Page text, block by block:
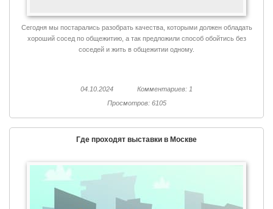
Сегодня мы постарались разобрать качества, которыми должен обладать
хороший сосед по общежитию, а так предложили способ обойтись без
соседей и жить в общежитии одному.
04.10.2024
Комментариев: 1
Просмотров: 6105
Где проходят выставки в Москве